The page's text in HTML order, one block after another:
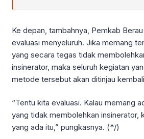
Ke depan, tambahnya, Pemkab
evaluasi menyeluruh. Jika memang
yang secara tegas tidak
insinerator, maka seluruh kegiatan
metode tersebut akan ditinjau
“Tentu kita evaluasi. Kalau memang
yang tidak membolehkan insinerator,
yang ada itu,” pungkasnya. (*/)